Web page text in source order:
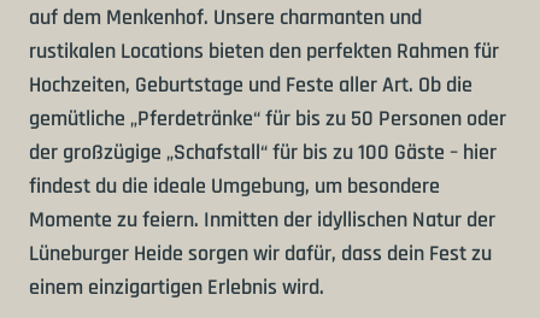
auf dem Menkenhof. Unsere charmanten und
rustikalen Locations bieten den perfekten Rahmen für
Hochzeiten, Geburtstage und Feste aller Art. Ob die
gemütliche „Pferdetränke“ für bis zu 50 Personen oder
der großzügige „Schafstall“ für bis zu 100 Gäste – hier
findest du die ideale Umgebung, um besondere
Momente zu feiern. Inmitten der idyllischen Natur der
Lüneburger Heide sorgen wir dafür, dass dein Fest zu
einem einzigartigen Erlebnis wird.